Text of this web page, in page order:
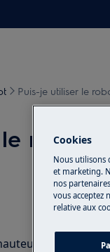
Puis-je utiliser le
robot
de 2,2 cm.
Cookies
Nous utilisons
et marketing.
nos
vous acceptez
relative aux